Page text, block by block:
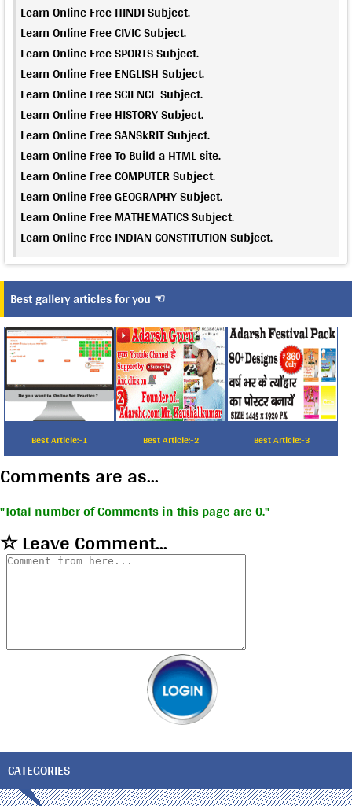
Learn Online Free HINDI Subject.
Learn Online Free CIVIC Subject.
Learn Online Free SPORTS Subject.
Learn Online Free ENGLISH Subject.
Learn Online Free SCIENCE Subject.
Learn Online Free HISTORY Subject.
Learn Online Free SANSkRIT Subject.
Learn Online Free To Build a HTML site.
Learn Online Free COMPUTER Subject.
Learn Online Free GEOGRAPHY Subject.
Learn Online Free MATHEMATICS Subject.
Learn Online Free INDIAN CONSTITUTION Subject.
Best gallery articles for you ☜
Best Article:-1 Best Article:-2 Best Article:-3
Comments are as...
Total number of Comments in this page are 0.
☆ Leave Comment...
CATEGORIES